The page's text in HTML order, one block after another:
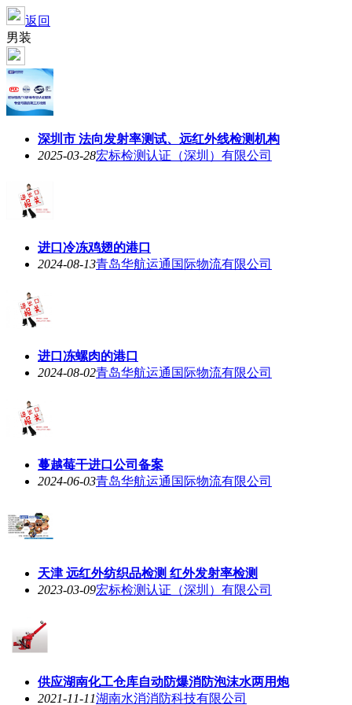
返回
男装
深圳市 法向发射率测试、远红外线检测机构
2025-03-28宏标检测认证（深圳）有限公司
进口冷冻鸡翅的港口
2024-08-13青岛华航运通国际物流有限公司
进口冻螺肉的港口
2024-08-02青岛华航运通国际物流有限公司
蔓越莓干进口公司备案
2024-06-03青岛华航运通国际物流有限公司
天津 远红外纺织品检测 红外发射率检测
2023-03-09宏标检测认证（深圳）有限公司
供应湖南化工仓库自动防爆消防泡沫水两用炮
2021-11-11湖南水消消防科技有限公司